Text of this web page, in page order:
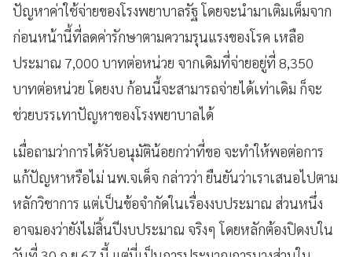
ปัญหาค่าใช้จ่ายของโรงพยาบาลรัฐ โดยจะนำมาเติมเต็มจาก
ก่อนหน้านี้ที่ลดค่ารักษาตามความรุนแรงของโรค เหลือ
ประมาณ 7,000 บาทต่อหน่วย จากเดิมที่จ่ายอยู่ที่ 8,350
บาทต่อหน่วย โดยงบ ก้อนนี้จะสามารถจ่ายได้เท่าเดิม ก็จะ
ช่วยบรรเทาปัญหาของโรงพยาบาลได้
เมื่อถามว่าการได้รับอนุมัติน้อยกว่าที่ขอ จะทำให้พอต่อการ
แก้ปัญหาหรือไม่ นพ.จเด็จ กล่าวว่า ยืนยันว่าเราเสนอไปตาม
หลักวิชาการ แต่เป็นข้อจำกัดในเรื่องงบประมาณ ส่วนหนึ่ง
อาจมองว่ายังไม่สิ้นปีงบประมาณ จริงๆ โดยหลักต้องปิดงบใน